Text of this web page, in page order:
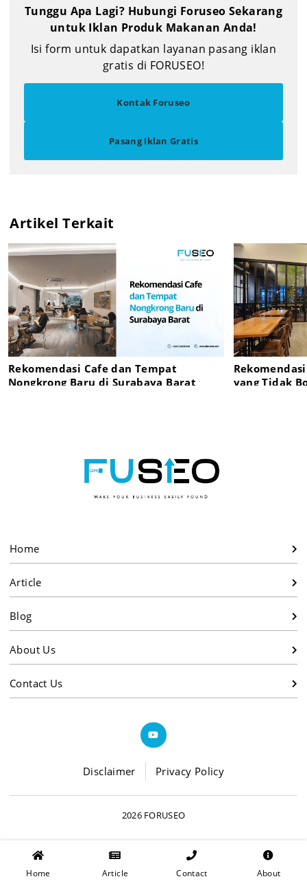
Tunggu Apa Lagi? Hubungi Foruseo Sekarang
untuk Iklan Produk Makanan Anda!
Isi form untuk dapatkan layanan pasang iklan
gratis di FORUSEO!
Kontak Foruseo
Pasang Iklan Gratis
Artikel Terkait
Rekomendasi Cafe dan Tempat
Nongkrong Baru di Surabaya Barat
yang Tidak
Home
Article
Blog
About Us
Contact Us
Disclaimer Privacy Policy
2026 FORUSEO
Home Article Contact About